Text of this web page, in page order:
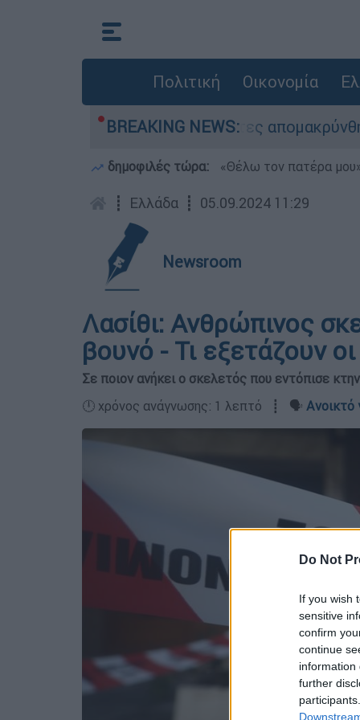
Do Not
If you wish
sensitive
confirm
continue
information
further
Πολιτική Οικονομία
BREAKING NEWS:
διάσωσης - 254 πολίτες απομακρύνθηκαν
δημοφιλές τώρα: «Θέλω τον πατέρα
┋ Ελλάδα ┋ 05.09.2024 11:29
Newsroom
Λασίθι: Ανθρώπινος
βουνό - Τι εξετάζουν
Σε ποιον ανήκει ο σκελετός που εντόπισε
🕛 χρόνος ανάγνωσης: 1 λεπτό ┋ 🗣️ Ανοικτό